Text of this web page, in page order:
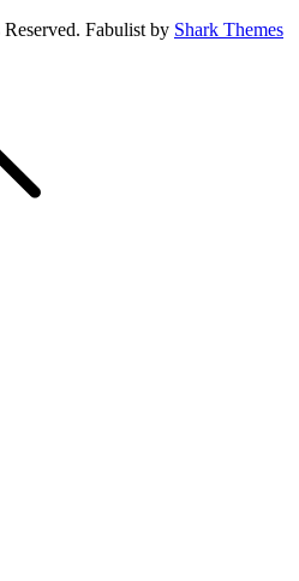
Fabulist by Shark Themes